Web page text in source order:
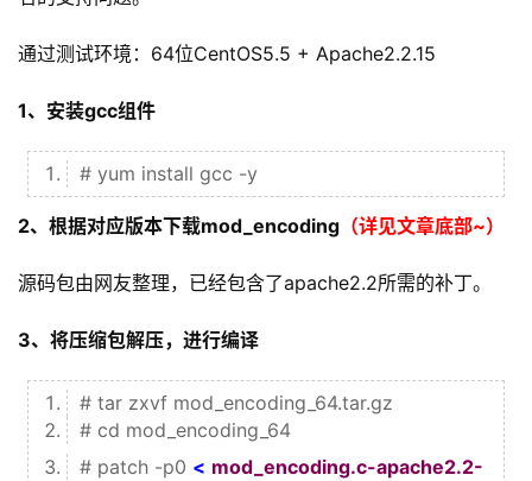
通过测试环境：64位CentOS5.5 + Apache2.2.15
1、安装gcc组件
# yum install gcc -y
2、根据对应版本下载mod_encoding （详见文章底部~）
源码包由网友整理，已经包含了apache2.2所需的补丁。
3、将压缩包解压，进行编译
# tar zxvf mod_encoding_64.tar.gz
# cd mod_encoding_64
# patch -p0 < mod_encoding.c-apache2.2-